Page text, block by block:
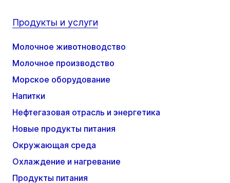
Продукты и услуги
Молочное животноводство
Молочное производство
Морское оборудование
Напитки
Нефтегазовая отрасль и энергетика
Новые продукты питания
Окружающая среда
Охлаждение и нагревание
Продукты питания